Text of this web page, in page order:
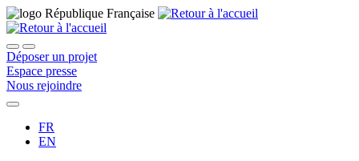
Déposer un projet
Espace presse
Nous rejoindre
FR
EN